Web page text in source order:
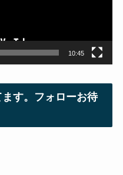
10:45
す。フォローお待